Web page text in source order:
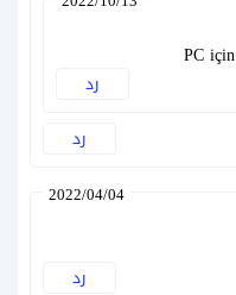
رد
PC
رد
2022/04/04
رد